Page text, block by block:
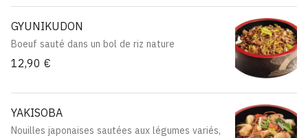
GYUNIKUDON
Boeuf sauté dans un bol de riz nature
12,90 €
YAKISOBA
Nouilles japonaises sautées aux légumes variés,